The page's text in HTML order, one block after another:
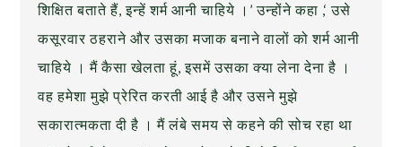
शिक्षित बताते हैं, इन्हें शर्म आनी चाहिये ।’ उन्होंने कहा ,‘ उसे
कसूरवार ठहराने और उसका मजाक बनाने वालों को शर्म आनी
चाहिये । मैं कैसा खेलता हूं, इसमें उसका क्या लेना देना है ।
वह हमेशा मुझे प्रेरित करती आई है और उसने मुझे
सकारात्मकता दी है । मैं लंबे समय से कहने की सोच रहा था